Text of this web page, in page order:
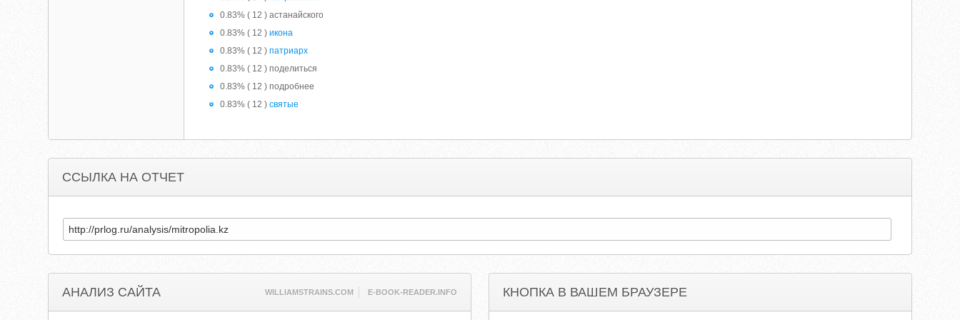
0.83% ( 12 ) астанайского
0.83% ( 12 )икона
0.83% ( 12 )патриарх
0.83% ( 12 ) поделиться
0.83% ( 12 ) подробнее
0.83% ( 12 )святые
ССЫЛКА НА ОТЧЕТ
АНАЛИЗ САЙТА WILLIAMSTRAINS.COM E-BOOK-READER.INFO КНОПКА В ВАШЕМ БРАУЗЕРЕ